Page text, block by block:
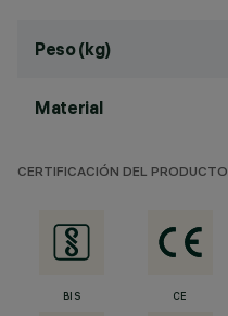
Peso (kg)
Material
CERTIFICACIÓN DEL PRODUCTO
BIS CE